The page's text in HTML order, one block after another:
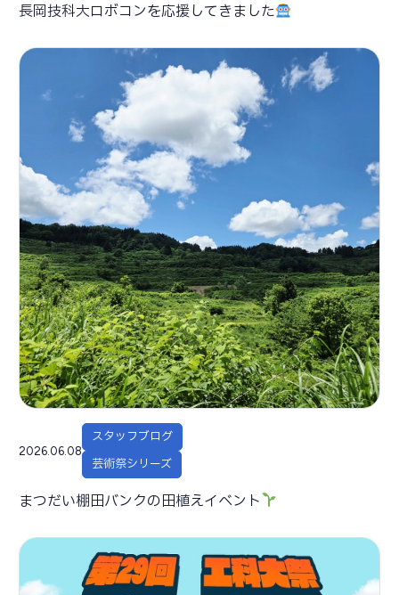
長岡技科大ロボコンを応援してきました
2026.06.08
スタッフブログ
芸術祭シリーズ
まつだい棚田バンクの田植えイベント